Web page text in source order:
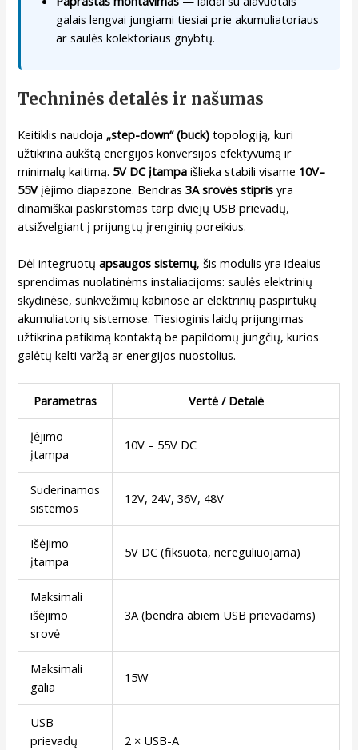
galais lengvai jungiami tiesiai prie akumuliatoriaus
ar saulės kolektoriaus gnybtų.
Techninės detalės ir našumas
Keitiklis naudoja „step-down“ (buck) topologiją, kuri
užtikrina aukštą energijos konversijos efektyvumą ir
minimalų kaitimą. 5V DC įtampa išlieka stabili visame 10V–
55Vįėjimo diapazone. Bendras3A srovės stipris yra
dinamiškai paskirstomas tarp dviejų USB prievadų,
atsižvelgiant į prijungtų įrenginių poreikius.
Dėl integruotųapsaugos sistemų, šis modulis yra idealus
sprendimas nuolatinėms instaliacijoms: saulės elektrinių
skydinėse, sunkvežimių kabinose ar elektrinių paspirtukų
akumuliatorių sistemose. Tiesioginis laidų prijungimas
užtikrina patikimą kontaktą be papildomų jungčių, kurios
galėtų kelti varžą ar energijos nuostolius.
Parametras Vertė / Detalė
Įėjimo
įtampa
10V – 55V DC
Suderinamos
sistemos
12V, 24V, 36V, 48V
Išėjimo
įtampa
5V DC (fiksuota, nereguliuojama)
Maksimali
išėjimo
srovė
3A (bendra abiem USB prievadams)
Maksimali
galia
15W
USB
prievadų
2 × USB-A